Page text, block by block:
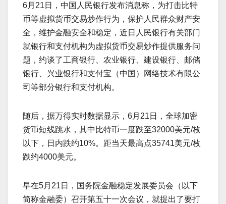
6月21日，中国人民银行发布消息称，为打击比特
币等虚拟货币交易炒作行为，保护人民群众财产安
全，维护金融安全和稳定，近日人民银行有关部门
就银行和支付机构为虚拟货币交易炒作提供服务问
题，约谈了工商银行、农业银行、建设银行、邮储
银行、兴业银行和支付宝（中国）网络技术有限公
司等部分银行和支付机构。
随后，据万得实时数据显示，6月21日，全球加密
货币短线跳水，其中比特币一度跌至32000美元/枚
以下，日内跌约10%。距当天最高点35741美元/枚
跌约4000美元。
早在5月21日，国务院金融稳定发展委员会（以下
简称金融委）召开第五十一次会议，就提出了要打